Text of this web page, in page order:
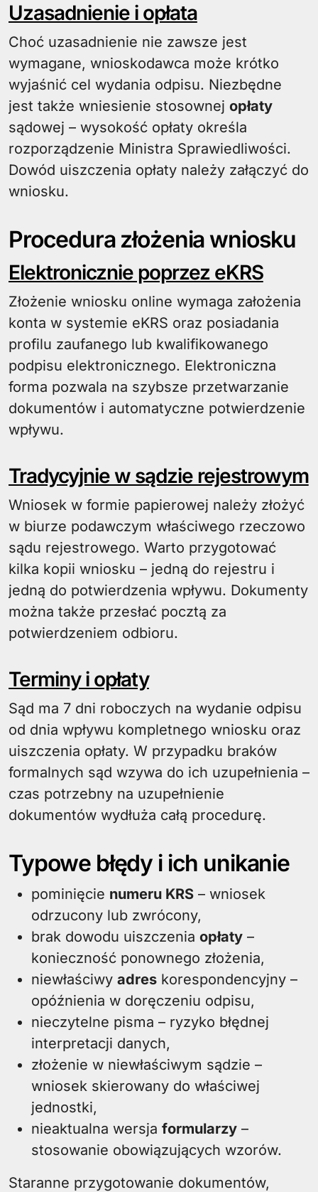
Uzasadnienie i opłata
Choć uzasadnienie nie zawsze jest
wymagane, wnioskodawca może krótko
wyjaśnić cel wydania odpisu. Niezbędne
jest także wniesienie stosownej opłaty
sądowej – wysokość opłaty określa
rozporządzenie Ministra Sprawiedliwości.
Dowód uiszczenia opłaty należy załączyć do
wniosku.
Procedura złożenia wniosku
Elektronicznie poprzez eKRS
Złożenie wniosku online wymaga założenia
konta w systemie eKRS oraz posiadania
profilu zaufanego lub kwalifikowanego
podpisu elektronicznego. Elektroniczna
forma pozwala na szybsze przetwarzanie
dokumentów i automatyczne potwierdzenie
wpływu.
Tradycyjnie w sądzie rejestrowym
Wniosek w formie papierowej należy złożyć
w biurze podawczym właściwego rzeczowo
sądu rejestrowego. Warto przygotować
kilka kopii wniosku – jedną do rejestru i
jedną do potwierdzenia wpływu. Dokumenty
można także przesłać pocztą za
potwierdzeniem odbioru.
Terminy i opłaty
Sąd ma 7 dni roboczych na wydanie odpisu
od dnia wpływu kompletnego wniosku oraz
uiszczenia opłaty. W przypadku braków
formalnych sąd wzywa do ich uzupełnienia –
czas potrzebny na uzupełnienie
dokumentów wydłuża całą procedurę.
Typowe błędy i ich unikanie
pominięcie numeru KRS – wniosek
odrzucony lub zwrócony,
brak dowodu uiszczenia opłaty –
konieczność ponownego złożenia,
niewłaściwy adres korespondencyjny –
opóźnienia w doręczeniu odpisu,
nieczytelne pisma – ryzyko błędnej
interpretacji danych,
złożenie w niewłaściwym sądzie –
wniosek skierowany do właściwej
jednostki,
nieaktualna wersja formularzy –
stosowanie obowiązujących wzorów.
Staranne przygotowanie dokumentów,